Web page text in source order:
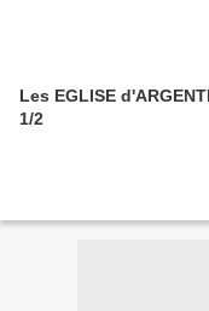
Les EGLISE d'ARGENTEUIL. ACCESS
1/2